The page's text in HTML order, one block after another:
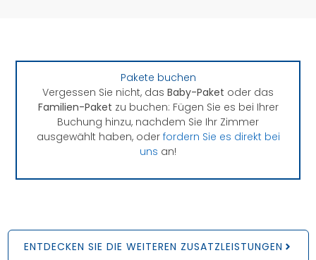
Pakete buchen
Vergessen Sie nicht, das Baby-Paket oder das
Familien-Paket zu buchen: Fügen Sie es bei Ihrer
Buchung hinzu, nachdem Sie Ihr Zimmer
ausgewählt haben, oder fordern Sie es direkt bei
uns an!
ENTDECKEN SIE DIE WEITEREN ZUSATZLEISTUNGEN